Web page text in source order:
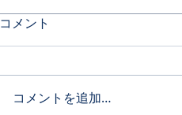
コメント
コメントを追加…